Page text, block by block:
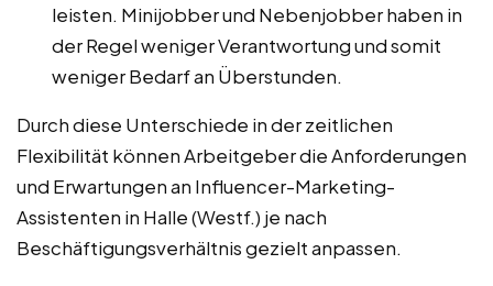
leisten. Minijobber und Nebenjobber haben in
der Regel weniger Verantwortung und somit
weniger Bedarf an Überstunden.
Durch diese Unterschiede in der zeitlichen
Flexibilität können Arbeitgeber die Anforderungen
und Erwartungen an Influencer-Marketing-
Assistenten in Halle (Westf.) je nach
Beschäftigungsverhältnis gezielt anpassen.